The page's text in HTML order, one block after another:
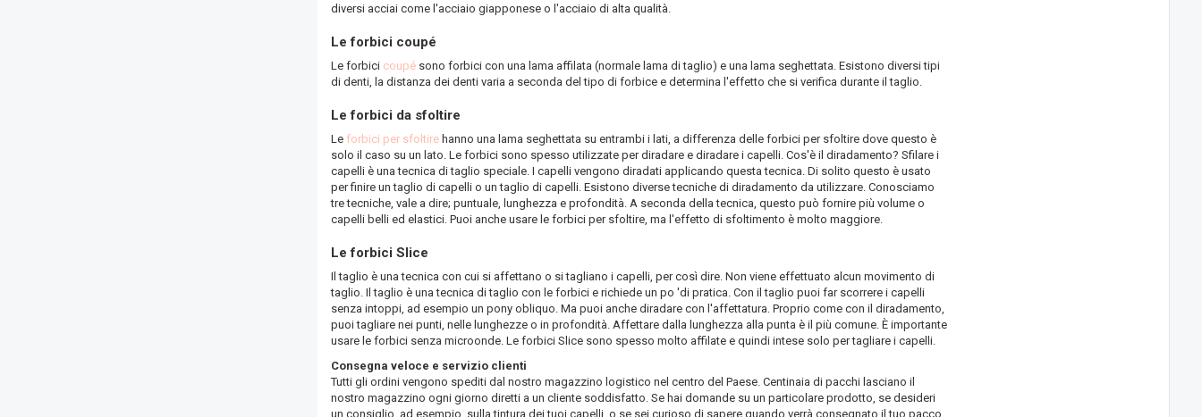
diversi acciai come l'acciaio giapponese o l'acciaio di alta qualità.
Le forbici coupé
Le forbici coupésono forbici con una lama affilata (normale lama di taglio) e una lama seghettata. Esistono diversi tipi
di denti, la distanza dei denti varia a seconda del tipo di forbice e determina l'effetto che si verifica durante il taglio.
Le forbici da sfoltire
Le forbici per sfoltirehanno una lama seghettata su entrambi i lati, a differenza delle forbici per sfoltire dove questo è
solo il caso su un lato. Le forbici sono spesso utilizzate per diradare e diradare i capelli. Cos'è il diradamento? Sfilare i
capelli è una tecnica di taglio speciale. I capelli vengono diradati applicando questa tecnica. Di solito questo è usato
per finire un taglio di capelli o un taglio di capelli. Esistono diverse tecniche di diradamento da utilizzare. Conosciamo
tre tecniche, vale a dire; puntuale, lunghezza e profondità. A seconda della tecnica, questo può fornire più volume o
capelli belli ed elastici. Puoi anche usare le forbici per sfoltire, ma l'effetto di sfoltimento è molto maggiore.
Le forbici Slice
Il taglio è una tecnica con cui si affettano o si tagliano i capelli, per così dire. Non viene effettuato alcun movimento di
taglio. Il taglio è una tecnica di taglio con le forbici e richiede un po 'di pratica. Con il taglio puoi far scorrere i capelli
senza intoppi, ad esempio un pony obliquo. Ma puoi anche diradare con l'affettatura. Proprio come con il diradamento,
puoi tagliare nei punti, nelle lunghezze o in profondità. Affettare dalla lunghezza alla punta è il più comune. È importante
usare le forbici senza microonde. Le forbici Slice sono spesso molto affilate e quindi intese solo per tagliare i capelli.
Consegna veloce e servizio clienti
Tutti gli ordini vengono spediti dal nostro magazzino logistico nel centro del Paese. Centinaia di pacchi lasciano il
nostro magazzino ogni giorno diretti a un cliente soddisfatto. Se hai domande su un particolare prodotto, se desideri
un consiglio, ad esempio, sulla tintura dei tuoi capelli, o se sei curioso di sapere quando verrà consegnato il tuo pacco,